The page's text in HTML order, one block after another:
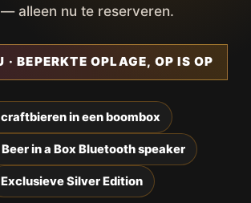
alleen nu te reserveren.
· BEPERKTE OPLAGE, OP IS OP
in een boombox
in a Box Bluetooth speaker
Exclusieve Silver Edition